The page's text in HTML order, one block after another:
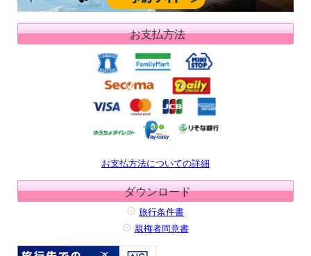
お支払方法
お支払方法についての詳細
ダウンロード
旅行条件書
親権者同意書